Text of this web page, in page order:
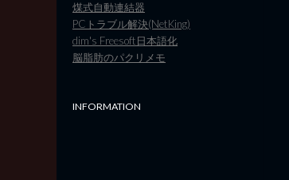
煤式自動連結器
PCトラブル解決(NetKing)
dim's Freesoft日本語化
脳脂肪のパクリメモ
INFORMATION